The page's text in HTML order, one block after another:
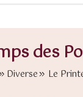
des
Diverse Le